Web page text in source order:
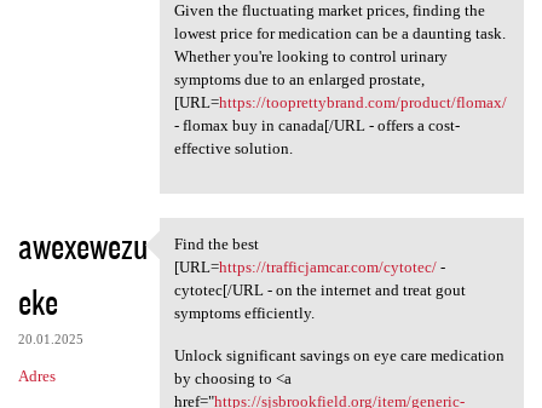
Given the fluctuating market prices, finding the
lowest price for medication can be a daunting task.
Whether you're looking to control urinary
symptoms due to an enlarged prostate,
[URL=https://tooprettybrand.com/product/flomax/
- flomax buy in canada[/URL - offers a cost-
effective solution.
awexewezu
eke
20.01.2025
Adres
Find the best [URL=https:/
Find the best
[URL=https://trafficjamcar.com/cytotec/-
cytotec[/URL - on the internet and treat gout
symptoms efficiently.
Unlock significant savings on eye care medication
by choosing to <a
href="https://sjsbrookfield.org/item/generic-